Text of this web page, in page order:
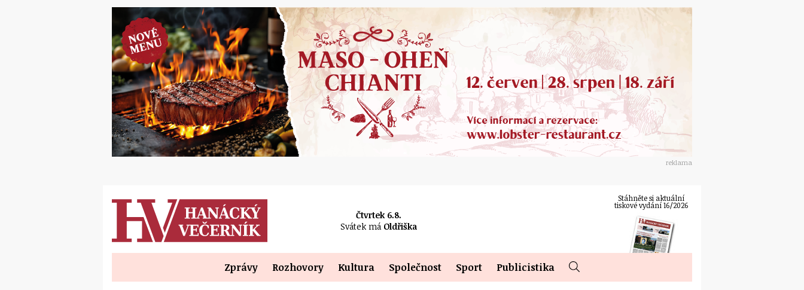
reklama
Čtvrtek 6.8.
Svátek má Oldřiška
Stáhněte si aktuální
tiskové vydání 16/2026
Zprávy Rozhovory Kultura Společnost Sport Publicistika